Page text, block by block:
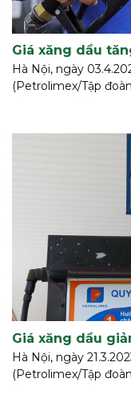
Giá xăng dầu
Hà Nội, ngày
(Petrolimex/Tập
Giá xăng dầu
Hà Nội, ngày
(Petrolimex/Tập